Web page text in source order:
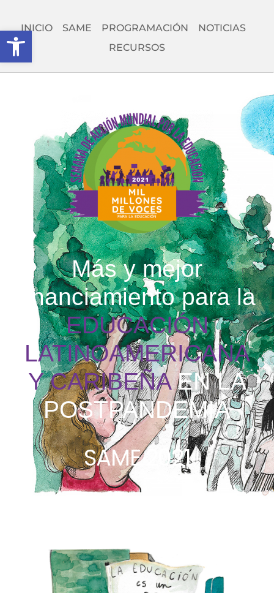
Open toolbar
INICIO SAME PROGRAMACIÓN
NOTICIAS
RECURSOS
Más y mejor
financiamiento para la
EDUCACIÓN
LATINOAMERICANA
Y CARIBEÑAEN LA
POSTPANDEMIA
SAME 2021